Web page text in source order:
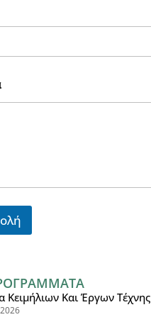
Κειμήλιων Και Έργων Τέχνης